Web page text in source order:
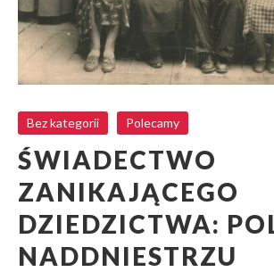
Bez kategorii Polecamy
ŚWIADECTWO
ZANIKAJĄCEGO
DZIEDZICTWA:
NADDNIESTRZU